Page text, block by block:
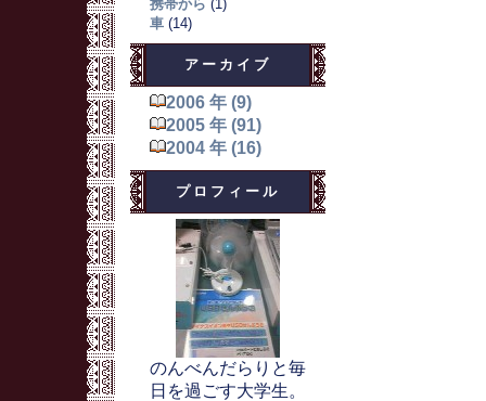
携帯から (1)
車 (14)
アーカイブ
2006 年 (9)
2005 年 (91)
2004 年 (16)
プロフィール
のんべんだらりと毎
日を過ごす大学生。